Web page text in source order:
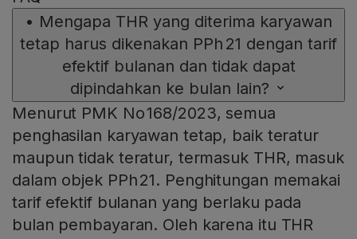
• Mengapa THR yang diterima karyawan
tetap harus dikenakan PPh 21 dengan tarif
efektif bulanan dan tidak dapat
dipindahkan ke bulan lain?
Menurut PMK No 168/2023, semua
penghasilan karyawan tetap, baik teratur
maupun tidak teratur, termasuk THR, masuk
dalam objek PPh 21. Penghitungan memakai
tarif efektif bulanan yang berlaku pada
bulan pembayaran. Oleh karena itu THR